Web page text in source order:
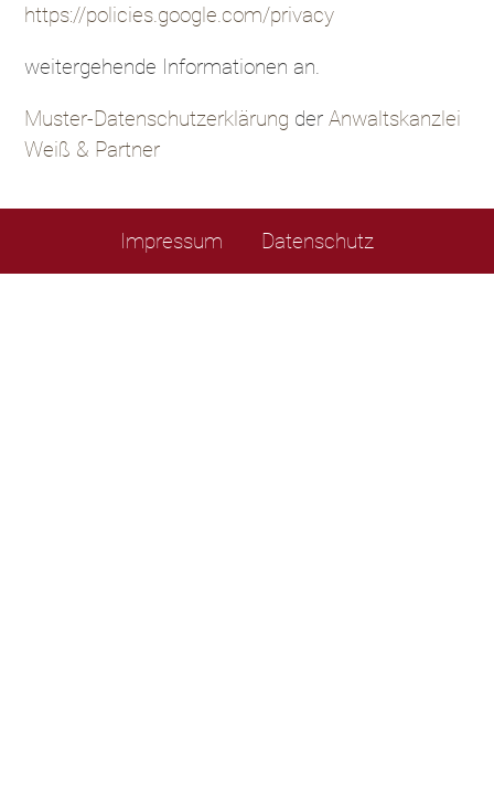
https://policies.google.com/privacy
weitergehende Informationen an.
Muster-Datenschutzerklärung derAnwaltskanzlei
Weiß & Partner
Impressum Datenschutz